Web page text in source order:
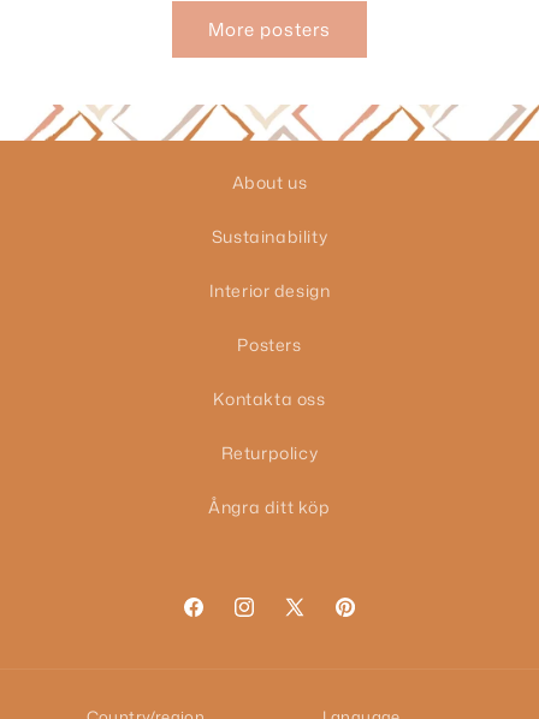
More posters
About us
Sustainability
Interior design
Posters
Kontakta oss
Returpolicy
Ångra ditt köp
FacebookInstagram
X
Pinterest